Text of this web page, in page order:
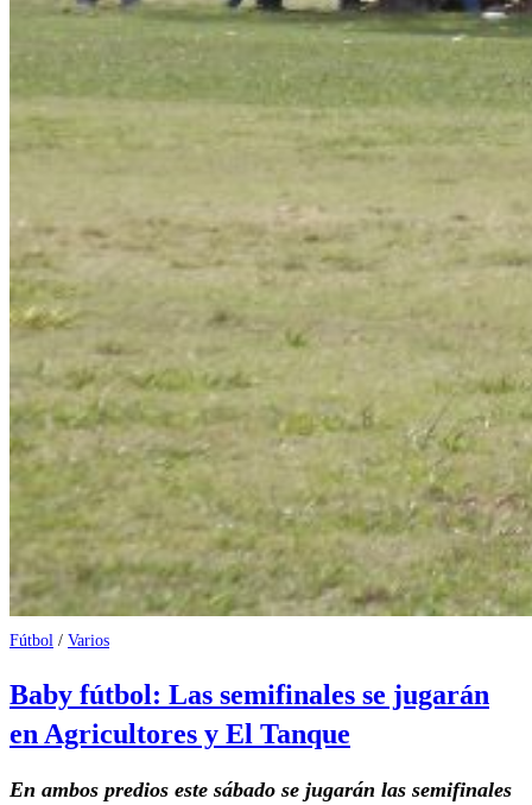
Fútbol / Varios
Baby fútbol: Las semifinales se jugarán
en Agricultores y El Tanque
En ambos predios este sábado se jugarán las semifinales